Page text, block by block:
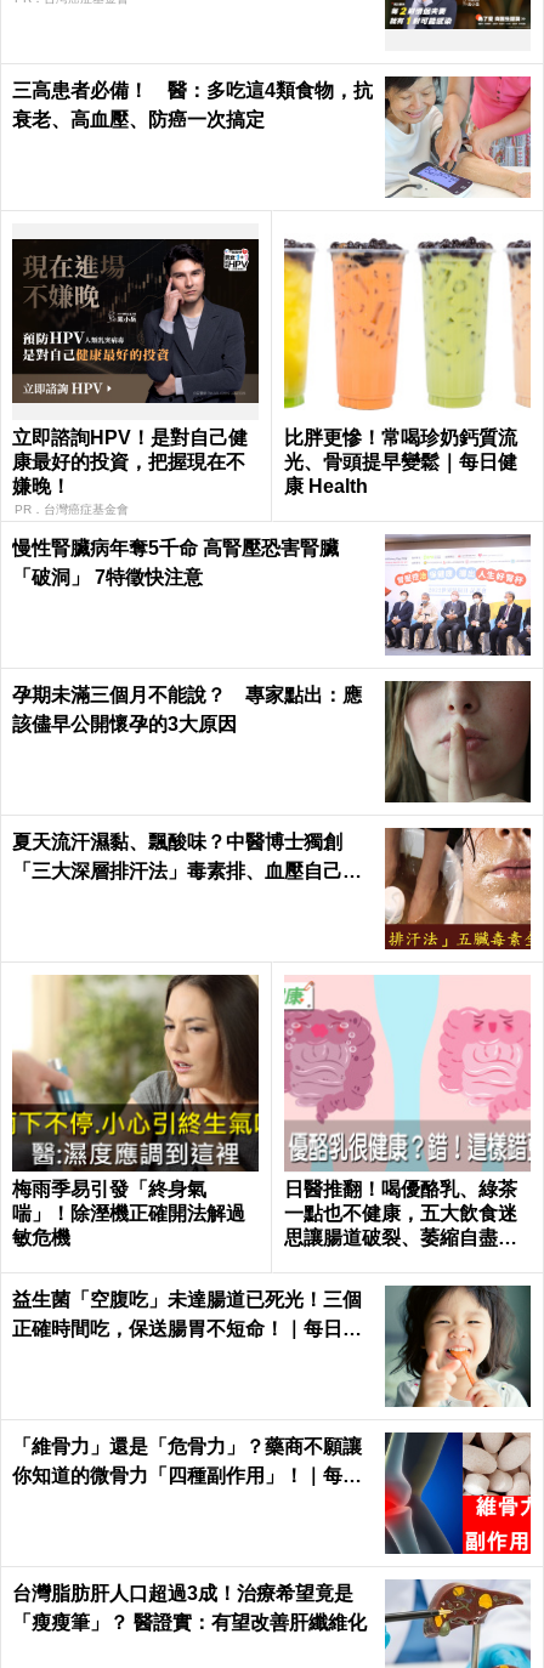
三高患者必備！ 醫：多吃這4類食物，抗
衰老、高血壓、防癌一次搞定
立即諮詢HPV！是對自己健
康最好的投資，把握現在不
嫌晚！
PR．台灣癌症基金會
比胖更慘！常喝珍奶鈣質流
光、骨頭提早變鬆｜每日健
康 Health
慢性腎臟病年奪5千命 高腎壓恐害腎臟
「破洞」 7特徵快注意
孕期未滿三個月不能說？ 專家點出：應
該儘早公開懷孕的3大原因
夏天流汗濕黏、飄酸味？中醫博士獨創
「三大深層排汗法」毒素排、血壓自己降
梅雨季易引發「終身氣
喘」！除溼機正確開法解過
敏危機
日醫推翻！喝優酪乳、綠茶
一點也不健康，五大飲食迷
思讓腸道破裂、萎縮自盡｜
益生菌「空腹吃」未達腸道已死光！三個
正確時間吃，保送腸胃不短命！｜每日健
「維骨力」還是「危骨力」？藥商不願讓
你知道的微骨力「四種副作用」！｜每日
台灣脂肪肝人口超過3成！治療希望竟是
「瘦瘦筆」？ 醫證實：有望改善肝纖維化